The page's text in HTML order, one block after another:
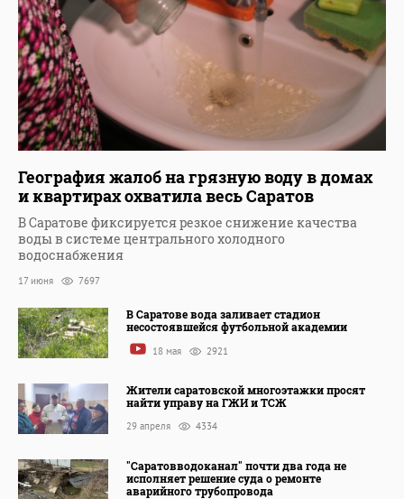
География жалоб на грязную воду в домах
и квартирах охватила весь Саратов
В Саратове фиксируется резкое снижение качества
воды в системе центрального холодного
водоснабжения
17 июня 7697
В Саратове вода заливает стадион
несостоявшейся футбольной академии
18 мая 2921
Жители саратовской многоэтажки просят
найти управу на ГЖИ и ТСЖ
29 апреля 4334
"Саратовводоканал" почти два года не
исполняет решение суда о ремонте
аварийного трубопровода